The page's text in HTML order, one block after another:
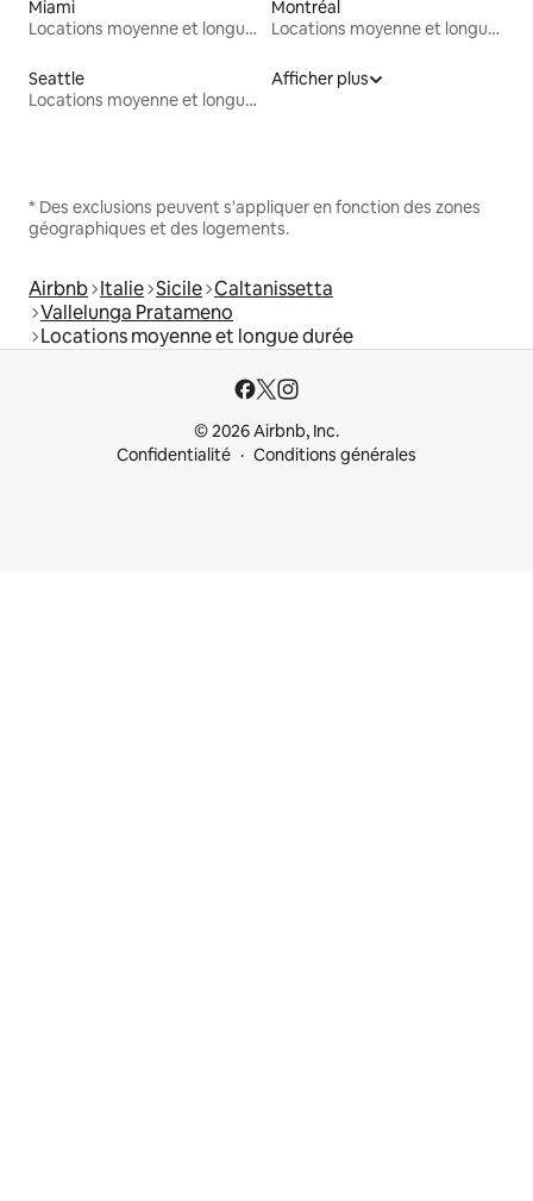
Miami
Locations moyenne et longue durée
Montréal
Locations moyenne et longue durée
Seattle
Locations moyenne et longue durée
Afficher plus
* Des exclusions peuvent s'appliquer en fonction des zones
géographiques et des logements.
Airbnb Italie Sicile Caltanissetta
Vallelunga Pratameno
Locations moyenne et longue durée
© 2026 Airbnb, Inc.
Confidentialité
Conditions générales